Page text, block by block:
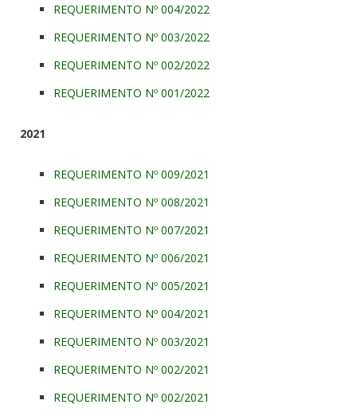
REQUERIMENTO Nº 004/2022
REQUERIMENTO Nº 003/2022
REQUERIMENTO Nº 002/2022
REQUERIMENTO Nº 001/2022
2021
REQUERIMENTO Nº 009/2021
REQUERIMENTO Nº 008/2021
REQUERIMENTO Nº 007/2021
REQUERIMENTO Nº 006/2021
REQUERIMENTO Nº 005/2021
REQUERIMENTO Nº 004/2021
REQUERIMENTO Nº 003/2021
REQUERIMENTO Nº 002/2021
REQUERIMENTO Nº 002/2021